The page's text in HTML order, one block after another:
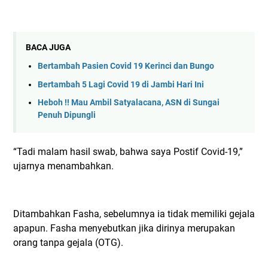
BACA JUGA
Bertambah Pasien Covid 19 Kerinci dan Bungo
Bertambah 5 Lagi Covid 19 di Jambi Hari Ini
Heboh !! Mau Ambil Satyalacana, ASN di Sungai
Penuh Dipungli
“Tadi malam hasil swab, bahwa saya Postif Covid-19,”
ujarnya menambahkan.
Ditambahkan Fasha, sebelumnya ia tidak memiliki gejala
apapun. Fasha menyebutkan jika dirinya merupakan
orang tanpa gejala (OTG).